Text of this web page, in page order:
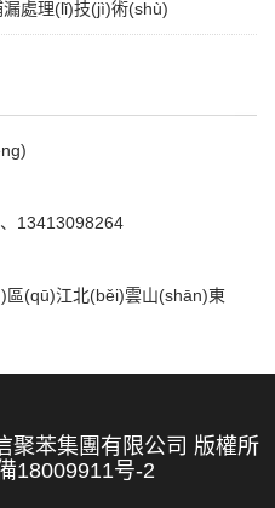
處理(lǐ)技(jì)術(shù)
13413098264
(qū)江北(běi)雲山(shān)東
聚苯集團有限公司 版權所
18009911号-2